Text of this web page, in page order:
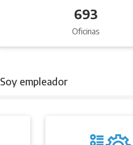
693
Oficinas
Soy empleador